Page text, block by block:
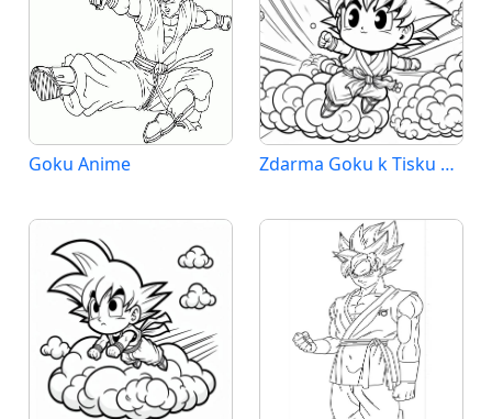
Goku Anime Zdarma Goku k Tisku pro Děti